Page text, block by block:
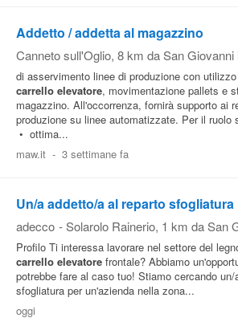
Addetto / addetta al magazzino
Canneto sull'Oglio, 8 km da San
di asservimento linee di produzione con
carrello elevatore, movimentazione pallets e
magazzino. All'occorrenza, fornirà supporto ai
produzione su linee automatizzate. Per il ruolo
• ottima...
maw.it - 3 settimane fa
Un/a addetto/a al reparto sfogliatura
adecco - Solarolo Rainerio, 1 km da San
Profilo Ti interessa lavorare nel settore del
carrello elevatore frontale? Abbiamo
potrebbe fare al caso tuo! Stiamo cercando
sfogliatura per un'azienda nella zona...
oggi